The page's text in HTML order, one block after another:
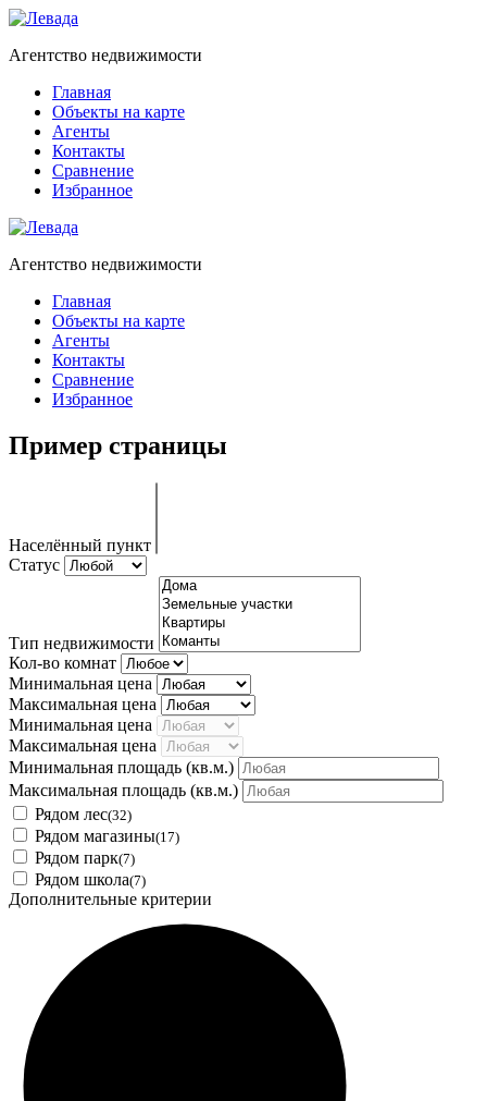
Агентство недвижимости
Главная
Объекты на карте
Агенты
Контакты
Сравнение
Избранное
Агентство недвижимости
Главная
Объекты на карте
Агенты
Контакты
Сравнение
Избранное
Пример страницы
Населённый пункт
Статус
Тип недвижимости
Кол-во комнат
Минимальная цена
Максимальная цена
Минимальная цена
Максимальная цена
Минимальная площадь (кв.м.)
Максимальная площадь (кв.м.)
Рядом лес(32)
Рядом магазины(17)
Рядом парк(7)
Рядом школа(7)
Дополнительные критерии